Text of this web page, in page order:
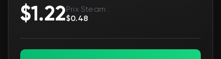
$1.22Prix Steam :
$0.48